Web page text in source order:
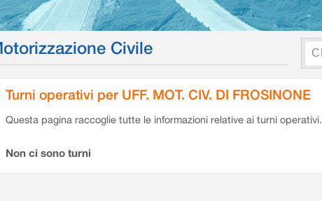
Civile
Turni operativi per UFF. MOT. CIV. DI FROSINONE
Questa pagina raccoglie tutte le informazioni relative ai turni operativi.
Non ci sono turni